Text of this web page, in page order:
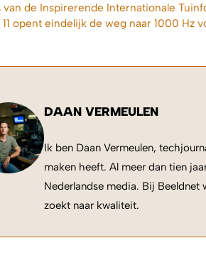
van de Inspirerende Internationale
opent eindelijk de weg naar 1000
DAAN VERMEULEN
Ik ben Daan Vermeulen,
maken heeft. Al meer dan tien
Nederlandse media. Bij
zoekt naar kwaliteit.